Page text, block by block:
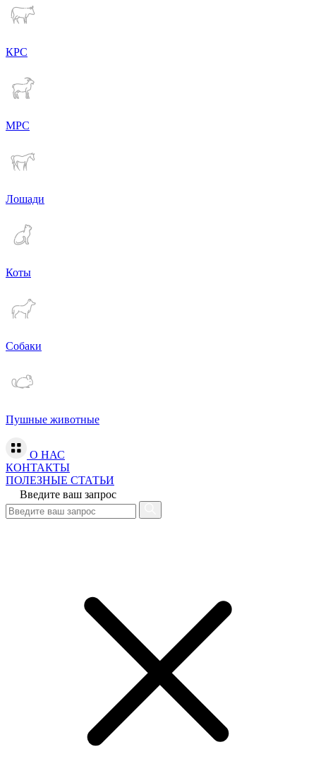
КРС
МРС
Лошади
Коты
Собаки
Пушные животные
О НАС
КОНТАКТЫ
ПОЛЕЗНЫЕ СТАТЬИ
Введите ваш запрос